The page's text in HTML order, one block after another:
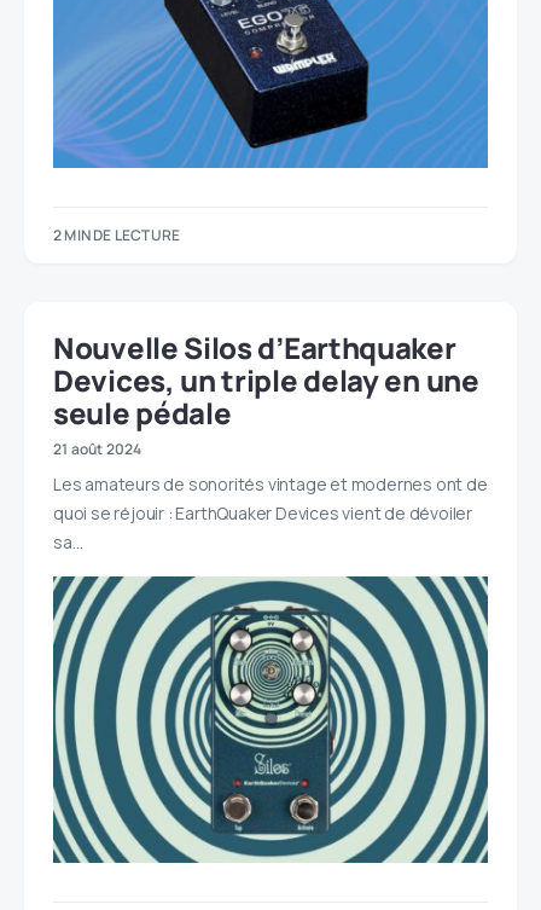
2 MIN DE LECTURE
Nouvelle Silos d’Earthquaker
Devices, un triple delay en une
seule pédale
21 août 2024
Les amateurs de sonorités vintage et modernes ont de
quoi se réjouir : EarthQuaker Devices vient de dévoiler
sa…